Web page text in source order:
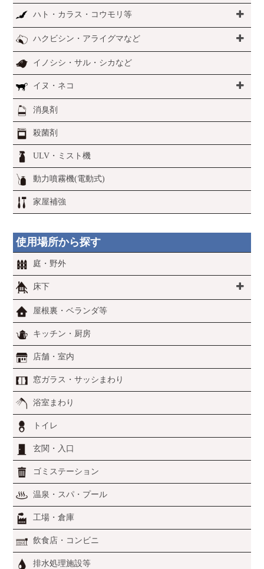
ハト・カラス・コウモリ等
ハクビシン・アライグマなど
イノシシ・サル・シカなど
イヌ・ネコ
消臭剤
殺菌剤
ULV・ミスト機
動力噴霧機(電動式)
家屋補強
使用場所から探す
庭・野外
床下
屋根裏・ベランダ等
キッチン・厨房
店舗・室内
窓ガラス・サッシまわり
浴室まわり
トイレ
玄関・入口
ゴミステーション
温泉・スパ・プール
工場・倉庫
飲食店・コンビニ
排水処理施設等